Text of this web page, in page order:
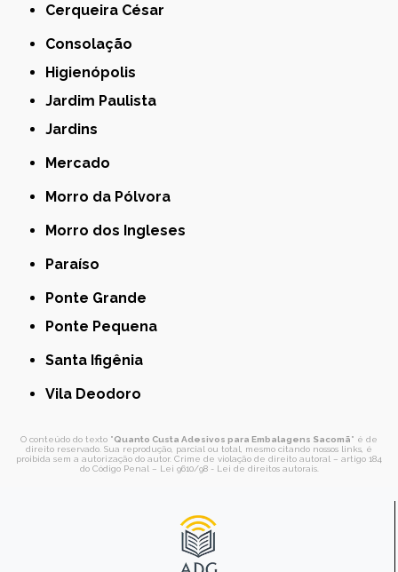
Cerqueira César
Consolação
Higienópolis
Jardim Paulista
Jardins
Mercado
Morro da Pólvora
Morro dos Ingleses
Paraíso
Ponte Grande
Ponte Pequena
Santa Ifigênia
Vila Deodoro
O conteúdo do texto "Quanto Custa Adesivos para Embalagens Sacomã" é de
direito reservado. Sua reprodução, parcial ou total, mesmo citando nossos links, é
proibida sem a autorização do autor. Crime de violação de direito autoral – artigo 184
do Código Penal – Lei 9610/98 - Lei de direitos autorais.